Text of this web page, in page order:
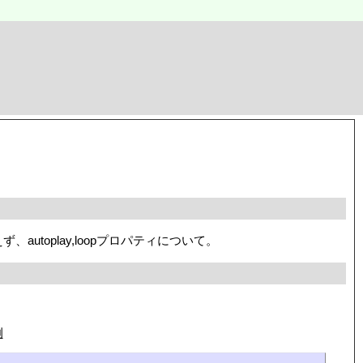
、autoplay,loopプロパティについて。